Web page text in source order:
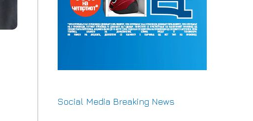
Social Media Breaking News